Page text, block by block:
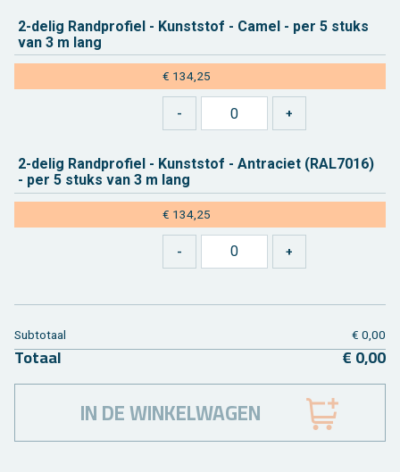
2-delig Rand­pro­fiel - Kunst­stof - Camel - per 5 stuks
van 3 m lang
€ 134,25
2-delig Rand­pro­fiel - Kunst­stof - An­tra­ciet (RAL7016)
- per 5 stuks van 3 m lang
€ 134,25
Sub­to­taal € 0,00
To­taal € 0,00
IN DE WINKELWAGEN